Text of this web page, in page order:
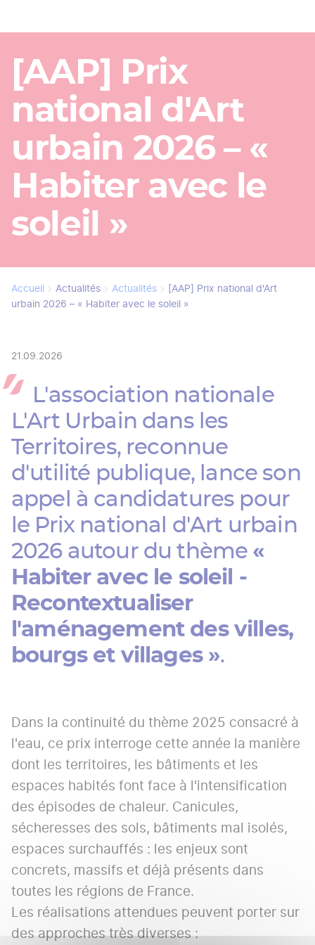
[AAP] Prix
national d'Art
urbain 2026 – «
Habiter avec le
soleil »
Fil
Accueil Actualités Actualités
[AAP] Prix national d'Art
urbain 2026 – « Habiter avec le soleil »
21.09.2026
L'association nationale
L'Art Urbain dans les
Territoires, reconnue
d'utilité publique, lance son
appel à candidatures pour
le Prix national d'Art urbain
2026 autour du thème «
Habiter avec le soleil -
Recontextualiser
l'aménagement des villes,
bourgs et villages ».
Dans la continuité du thème 2025 consacré à
l'eau, ce prix interroge cette année la manière
dont les territoires, les bâtiments et les
espaces habités font face à l'intensification
des épisodes de chaleur. Canicules,
sécheresses des sols, bâtiments mal isolés,
espaces surchauffés : les enjeux sont
concrets, massifs et déjà présents dans
toutes les régions de France.
Les réalisations attendues peuvent porter sur
des approches très diverses :